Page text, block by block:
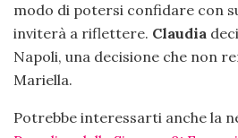
modo di potersi confidare con
inviterà a riflettere. Claudia
Napoli, una decisione che non
Mariella.
Potrebbe interessarti anche la